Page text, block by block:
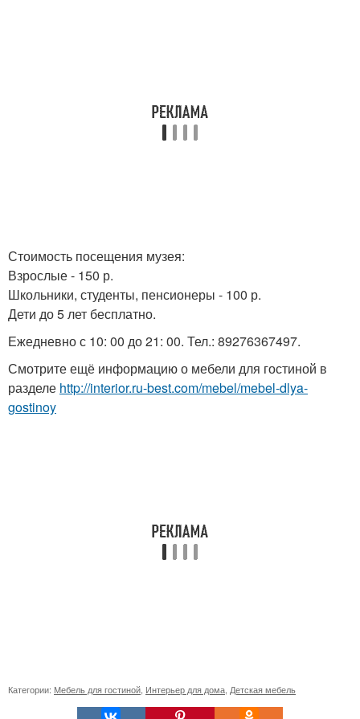
Стоимость посещения музея:
Взрослые - 150 р.
Школьники, студенты, пенсионеры - 100 р.
Дети до 5 лет бесплатно.
Ежедневно с 10: 00 до 21: 00. Тел.: 89276367497.
Смотрите ещё информацию о мебели для гостиной в
разделе http://interior.ru-best.com/mebel/mebel-dlya-
gostinoy
Категории: Мебель для гостиной Интерьер для дома Детская мебель